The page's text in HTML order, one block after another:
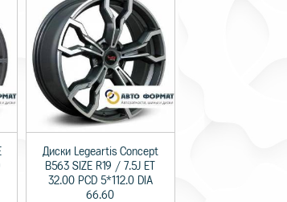
Диски Legeartis Concept
B563 SIZE R19 / 7.5J ET
32.00 PCD 5*112.0 DIA
66.60